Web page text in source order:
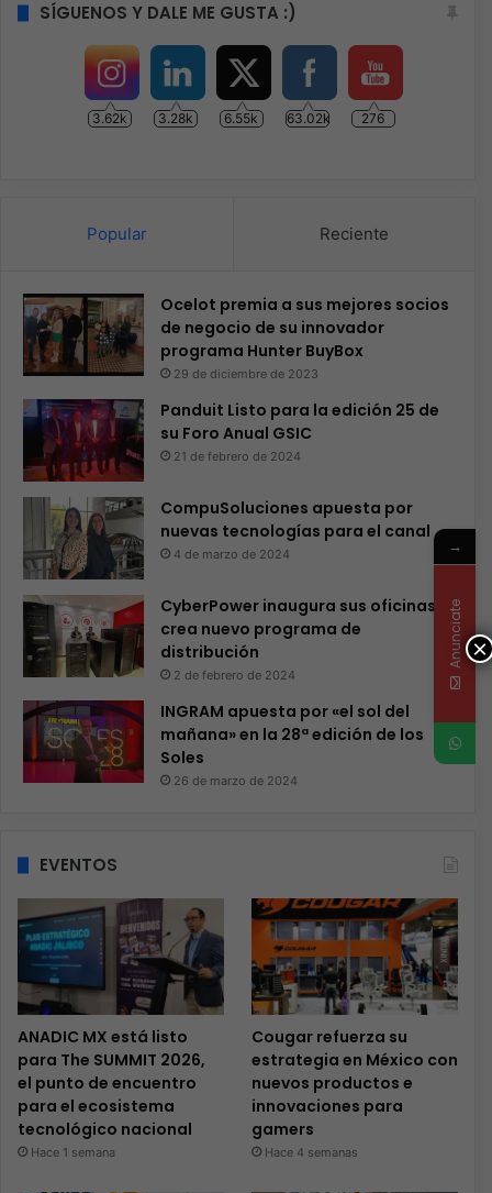
SÍGUENOS Y DALE ME GUSTA :)
3.62k 3.28k 6.55k 63.02k 276
Popular Reciente
Ocelot premia a sus mejores socios
de negocio de su innovador
programa Hunter BuyBox
29 de diciembre de 2023
Panduit Listo para la edición 25 de
su Foro Anual GSIC
21 de febrero de 2024
CompuSoluciones apuesta por
nuevas tecnologías para el canal
4 de marzo de 2024
CyberPower inaugura sus oficinas y
crea nuevo programa de
distribución
2 de febrero de 2024
INGRAM apuesta por «el sol del
mañana» en la 28ª edición de los
Soles
26 de marzo de 2024
EVENTOS
ANADIC MX está listo
para The SUMMIT 2026,
el punto de encuentro
para el ecosistema
tecnológico nacional
Hace 1 semana
Cougar refuerza su
estrategia en México con
nuevos productos e
innovaciones para
gamers
Hace 4 semanas
×
→
Anunciate